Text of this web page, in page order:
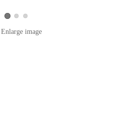
View product image 1
View product image 2
View product image 3
Enlarge image